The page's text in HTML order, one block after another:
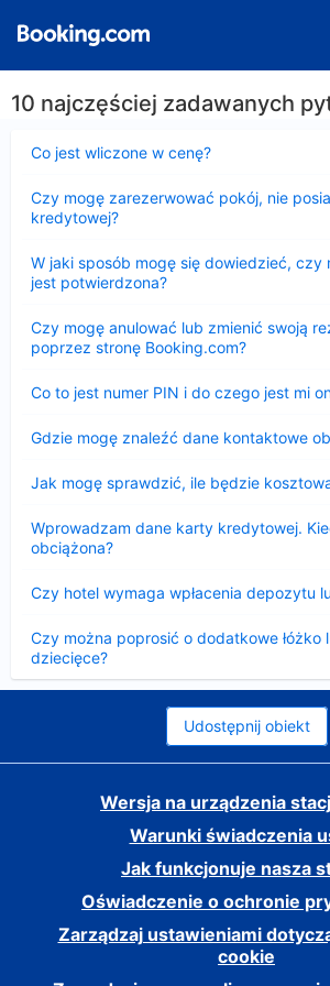
10 najczęściej zadawanych
Co jest wliczone w cenę?
Czy mogę zarezerwować pokój, nie
kredytowej?
W jaki sposób mogę się dowiedzieć, czy
jest potwierdzona?
Czy mogę anulować lub zmienić swoją
poprzez stronę Booking.com?
Co to jest numer PIN i do czego jest mi
Gdzie mogę znaleźć dane kontaktowe
Jak mogę sprawdzić, ile będzie
Wprowadzam dane karty kredytowej.
obciążona?
Czy hotel wymaga wpłacenia depozytu
Czy można poprosić o dodatkowe łóżko
dziecięce?
Udostępnij obiekt
Wersja na urządzenia
Warunki świadczenia
Jak funkcjonuje nasza
Oświadczenie o ochronie
Zarządzaj ustawieniami
cookie